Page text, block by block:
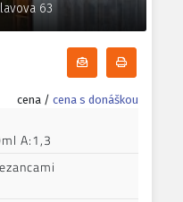
63
Odoberať
cena / cena s donáškou
A:1,3